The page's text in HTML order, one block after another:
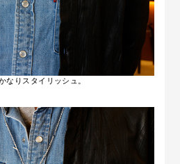
なりスタイリッシュ。